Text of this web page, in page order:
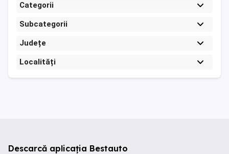
Categorii
Subcategorii
Județe
Localități
Descarcă aplicația Bestauto